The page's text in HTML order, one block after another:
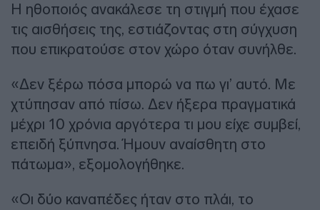
Η ηθοποιός ανακάλεσε τη στιγμή που έχασε
τις αισθήσεις της, εστιάζοντας στη σύγχυση
που επικρατούσε στον χώρο όταν συνήλθε.
«Δεν ξέρω πόσα μπορώ να πω γι’ αυτό. Με
χτύπησαν από πίσω. Δεν ήξερα πραγματικά
μέχρι 10 χρόνια αργότερα τι μου είχε συμβεί,
επειδή ξύπνησα. Ήμουν αναίσθητη στο
πάτωμα», εξομολογήθηκε.
«Οι δύο καναπέδες ήταν στο πλάι, το